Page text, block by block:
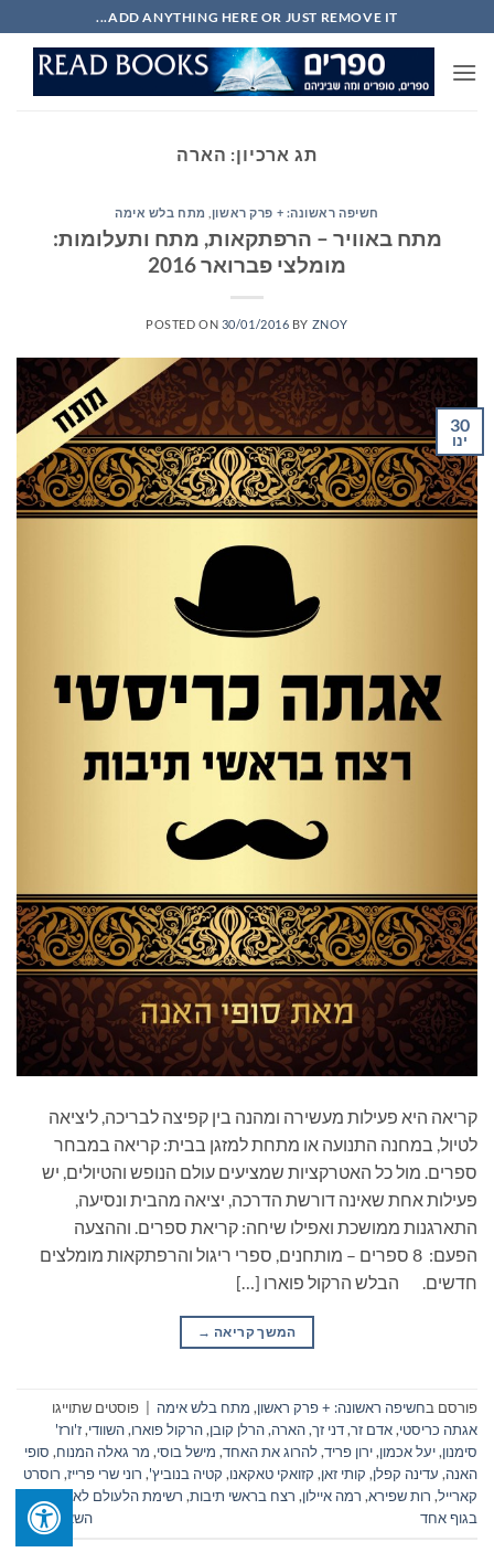
to
content
ADD ANYTHING HERE OR JUST REMOVE IT...
תג ארכיון: הארה
חשיפה ראשונה: + פרק ראשון מתח בלש אימה
מתח באוויר – הרפתקאות, מתח ותעלומות:
מומלצי פברואר 2016
POSTED ON 30/01/2016 BY ZNOY
30
ינו
קריאה היא פעילות מעשירה ומהנה בין קפיצה לבריכה, ליציאה
לטיול, במחנה התנועה או מתחת למזגן בבית: קריאה במבחר
ספרים. מול כל האטרקציות שמציעים עולם הנופש והטיולים, יש
פעילות אחת שאינה דורשת הדרכה, יציאה מהבית ונסיעה,
התארגנות ממושכת ואפילו שיחה: קריאת ספרים. וההצעה
הפעם: 8 ספרים – מותחנים, ספרי ריגול והרפתקאות מומלצים
חדשים. הבלש הרקול פוארו […]
המשך קריאה →
פורסם בחשיפה ראשונה: + פרק ראשון, מתח בלש אימה
פוסטים שתוייגו
אגתה כריסטי,אדם זר,דני זך,הארה,הרלן קובן,הרקול פוארו,השוודי,ז'ורז'
סימנון,יעל אכמון,ירון פריד,להרוג את האחד, מישל בוסי, מר גאלה המנוח, סופי
האנה, עדינה קפלן, קותי זאן, קזואקי טאקאנו, קטיה בנוביץ', רוני שרי פרייז, רוסרט
קארייל, רות שפירא, רמה איילון, רצח בראשי תיבות, רשימת הלעולם לא
בגוף אחד
השאר תגובה